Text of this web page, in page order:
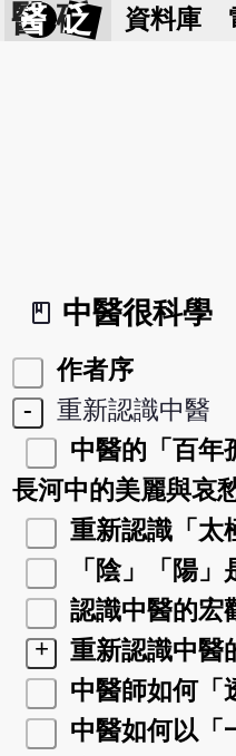
醫 砭 資料庫
book_2
中醫很科學
作者序
-
重新認識中醫
中醫的「百年
長河中的美麗與哀
重新認識「太
「陰」「陽」
認識中醫的宏
+
重新認識中醫
中醫師如何「
中醫如何以「